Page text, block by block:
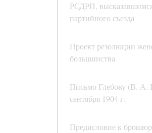
РСДРП,
партийного съезда
Проект резолюции
большинства
Письмо Глебову (В. А.
сентября 1904 г.
Предисловие к